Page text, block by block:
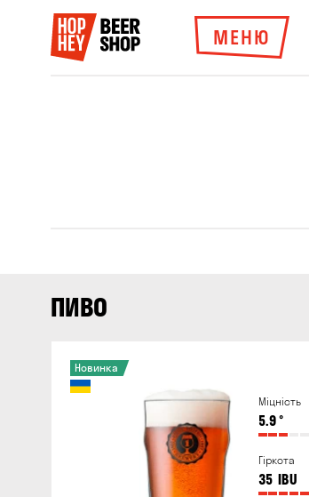
МЕНЮ
ПИВО
Міцність
5.9°
Гіркота
35 IBU
Новинка